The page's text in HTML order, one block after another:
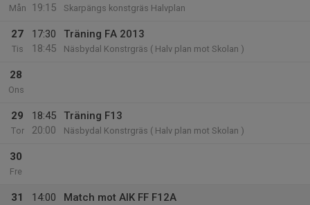
Mån
19:15
Skarpängs konstgräs Halvplan
27
Tis
17:30
18:45
Träning FA 2013
Näsbydal Konstrgräs ( Halv plan mot Skolan )
28
Ons
29
Tor
18:45
20:00
Träning F13
Näsbydal Konstrgräs ( Halv plan mot Skolan )
30
Fre
31
14:00
Match mot AIK FF F12A